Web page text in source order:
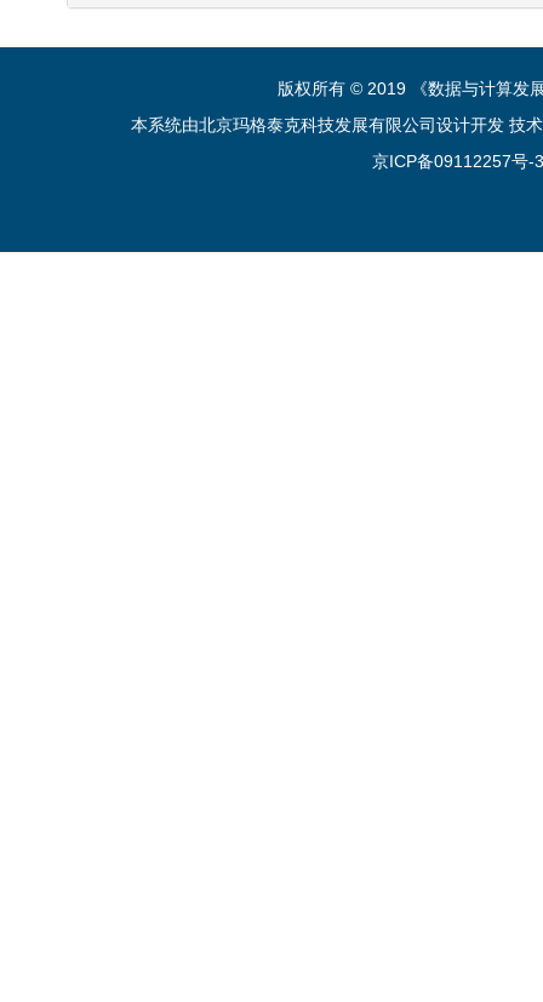
版权所有 © 2019 《数据与计算发
本系统由北京玛格泰克科技发展有限公司设计开发 技
京ICP备09112257号-